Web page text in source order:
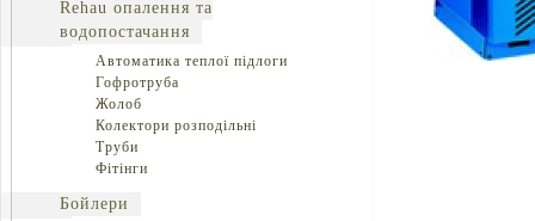
Rehau опалення та
водопостачання
Автоматика теплої підлоги
Гофротруба
Жолоб
Колектори розподільні
Труби
Фітінги
Бойлери